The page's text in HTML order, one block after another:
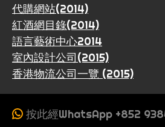
代購網站(2014)
紅酒網目錄(2014)
語言藝術中心2014
室內設計公司(2015)
香港物流公司一覽 (2015)
按此經WhatsApp +852